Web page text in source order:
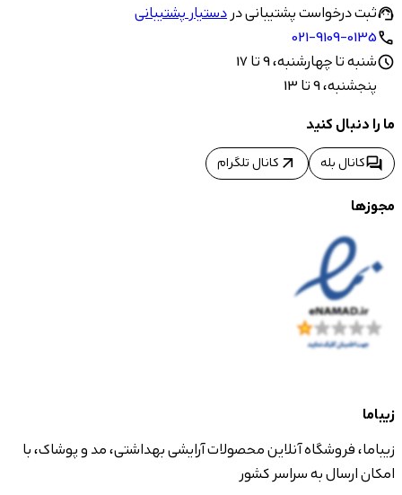
support_agentثبت درخواست پشتیبانی دردستیار پشتیبانی
call
021-9109-0135
scheduleشنبه تا چهارشنبه، 9 تا 17
پنجشنبه، 9 تا 13
ما را دنبال کنید
forumکانال بله arrow_outward کانال تلگرام
مجوزها
زیباما
زیباما، فروشگاه آنلاین محصولات آرایشی بهداشتی، مد و پوشاک، با
امکان ارسال به سراسر کشور